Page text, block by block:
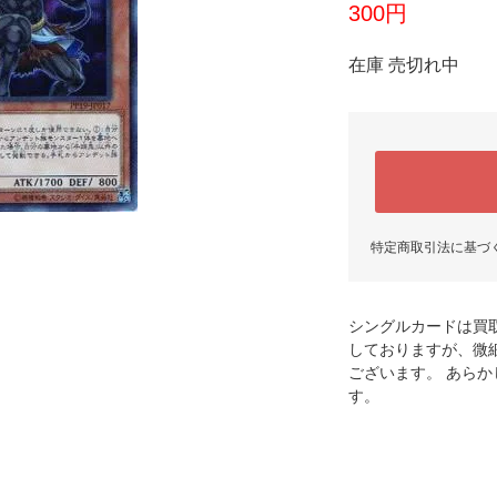
300円
在庫 売切れ中
特定商取引法に基づ
シングルカードは買
しておりますが、微
ございます。 あら
す。